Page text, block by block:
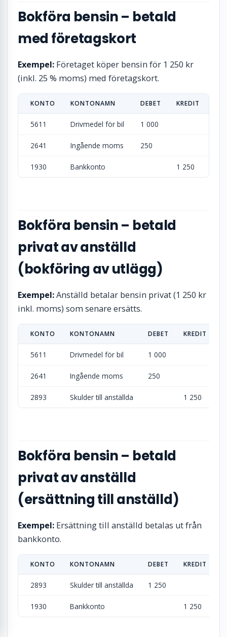
Bokföra bensin – betald
med företagskort
Exempel: Företaget köper bensin för 1 250 kr
(inkl. 25 % moms) med företagskort.
KONTO KONTONAMN DEBET KREDIT
5611 Drivmedel för bil 1 000
2641 Ingående moms 250
1930 Bankkonto 1 250
Bokföra bensin – betald
privat av anställd
(bokföring av utlägg)
Exempel:Anställd betalar bensin privat (1 250 kr
inkl. moms) som senare ersätts.
KONTO KONTONAMN DEBET KREDIT
5611 Drivmedel för bil 1 000
2641 Ingående moms 250
2893 Skulder till anställda 1 250
Bokföra bensin – betald
privat av anställd
(ersättning till anställd)
Exempel: Ersättning till anställd betalas ut från
bankkonto.
KONTO KONTONAMN DEBET KREDIT
2893 Skulder till anställda 1 250
1930 Bankkonto 1 250